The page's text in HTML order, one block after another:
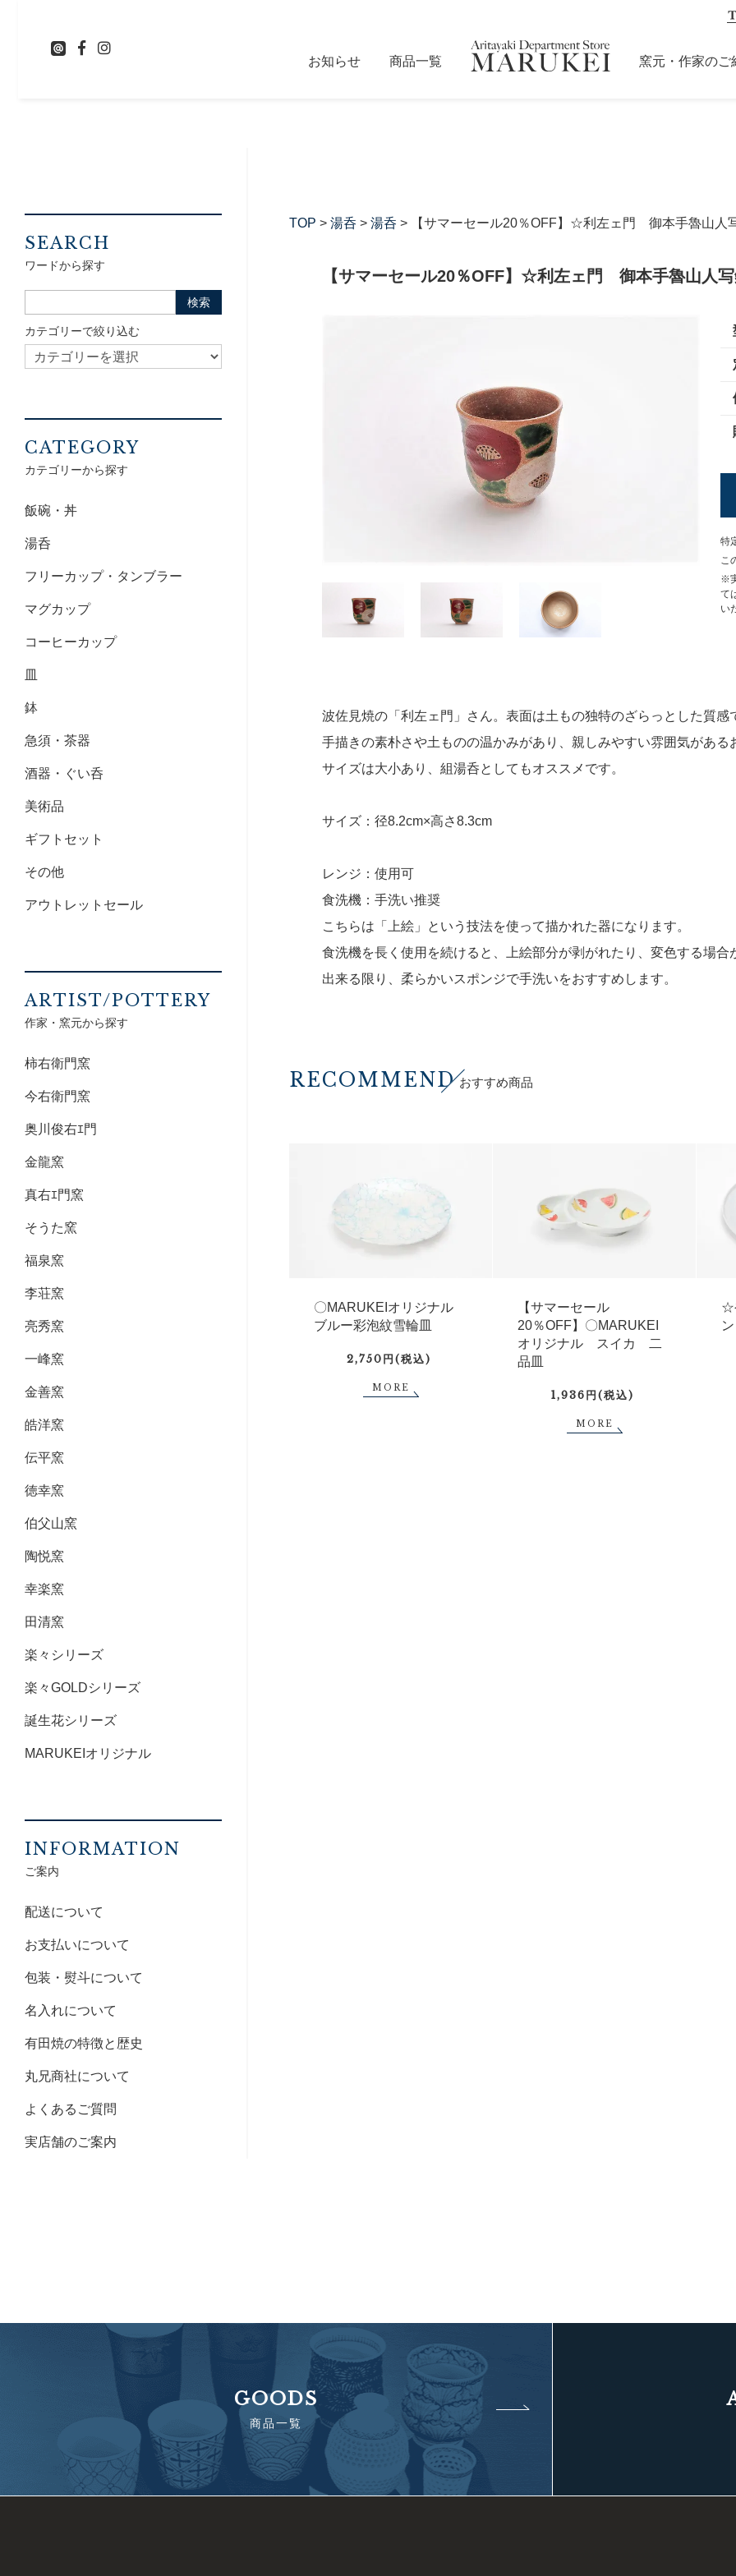
お知らせ 商品一覧 窯元・作家のご
TOP > 湯呑 > 湯呑 > 【サマーセール20％OFF】☆利左ェ門 御本手魯山人
【サマーセール20％OFF】☆利左ェ門 御本手魯山人
特
こ
※
て
い
波佐見焼の「利左ェ門」さん。表面は土もの独特のざらっとした質感
手描きの素朴さや土ものの温かみがあり、親しみやすい雰囲気がある
サイズは大小あり、組湯呑としてもオススメです。
サイズ：径8.2cm×高さ8.3cm
レンジ：使用可
食洗機：手洗い推奨
こちらは「上絵」という技法を使って描かれた器になります。
食洗機を長く使用を続けると、上絵部分が剥がれたり、変色する場合
出来る限り、柔らかいスポンジで手洗いをおすすめします。
RECOMMEND おすすめ商品
〇MARUKEIオリジナル
ブルー彩泡紋雪輪皿
2,750円(税込)
MORE
【サマーセール
20％OFF】〇MARUKEI
オリジナル スイカ 二
品皿
1,936円(税込)
MORE
☆
SEARCH
ワードから探す
カテゴリーで絞り込む
CATEGORY
カテゴリーから探す
飯碗・丼
湯呑
フリーカップ・タンブラー
マグカップ
コーヒーカップ
皿
鉢
急須・茶器
酒器・ぐい呑
美術品
ギフトセット
その他
アウトレットセール
ARTIST/POTTERY
作家・窯元から探す
柿右衛門窯
今右衛門窯
奥川俊右ｴ門
金龍窯
真右ｴ門窯
そうた窯
福泉窯
李荘窯
亮秀窯
一峰窯
金善窯
皓洋窯
伝平窯
徳幸窯
伯父山窯
陶悦窯
幸楽窯
田清窯
楽々シリーズ
楽々GOLDシリーズ
誕生花シリーズ
MARUKEIオリジナル
INFORMATION
ご案内
配送について
お支払いについて
包装・熨斗について
名入れについて
有田焼の特徴と歴史
丸兄商社について
よくあるご質問
実店舗のご案内
GOODS
商品一覧